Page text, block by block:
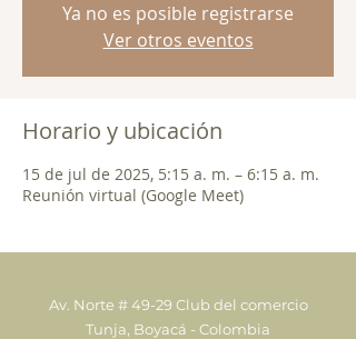
Ya no es posible registrarse
Ver otros eventos
Horario y ubicación
15 de jul de 2025, 5:15 a. m. – 6:15 a. m.
Reunión virtual (Google Meet)
Av. Norte # 49-29 Club del comercio
Tunja, Boyacá - Colombia